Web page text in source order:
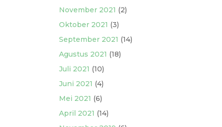
November 2021 (2)
Oktober 2021 (3)
September 2021 (14)
Agustus 2021 (18)
Juli 2021 (10)
Juni 2021 (4)
Mei 2021 (6)
April 2021 (14)